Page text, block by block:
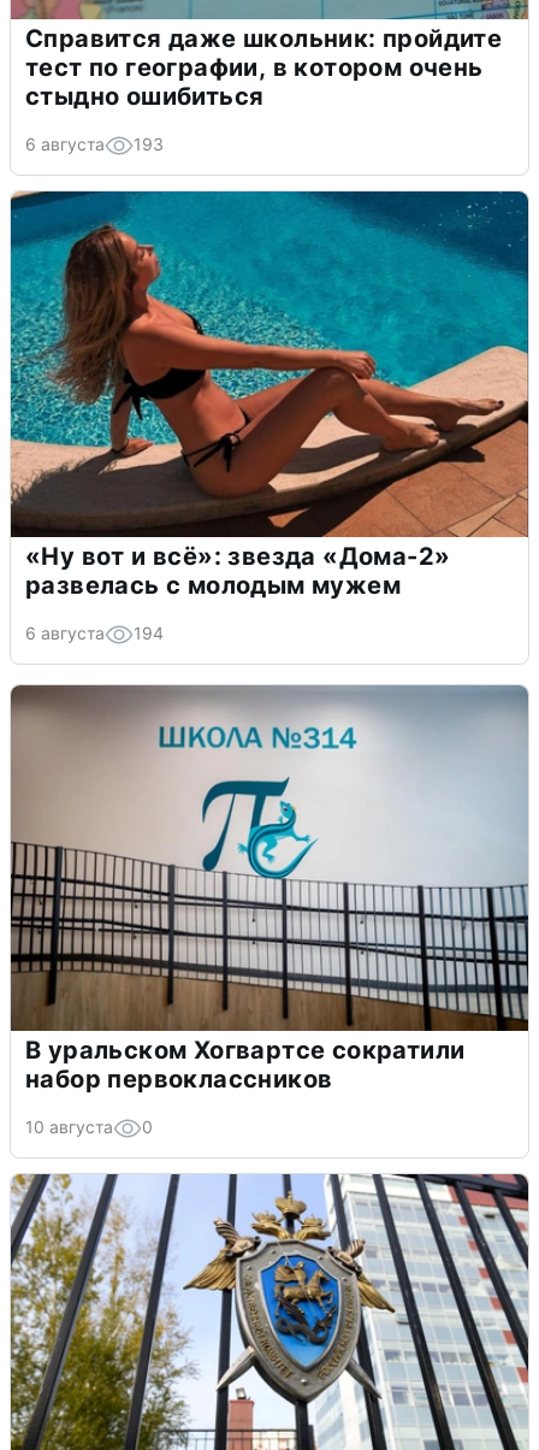
Справится даже школьник: пройдите
тест по географии, в котором очень
стыдно ошибиться
6 августа 193
«Ну вот и всё»: звезда «Дома-2»
развелась с молодым мужем
6 августа 194
В уральском Хогвартсе сократили
набор первоклассников
10 августа 0